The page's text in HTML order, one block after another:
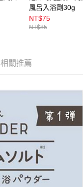
風呂入浴劑30g
NT$75
NT$85
相關推薦